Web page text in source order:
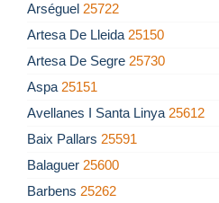
Arséguel 25722
Artesa De Lleida 25150
Artesa De Segre 25730
Aspa 25151
Avellanes I Santa Linya 25612
Baix Pallars 25591
Balaguer 25600
Barbens 25262